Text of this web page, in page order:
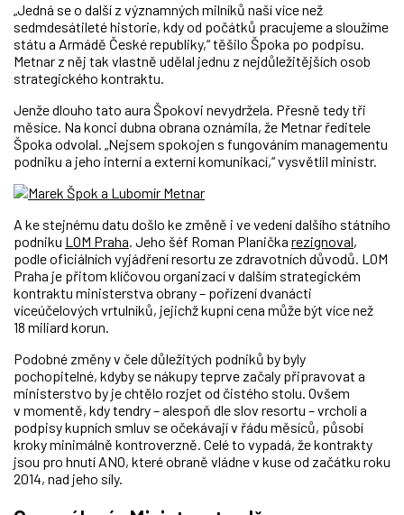
„Jedná se o další z významných milníků naší více než
sedmdesátileté historie, kdy od počátků pracujeme a sloužíme
státu a Armádě České republiky,“ těšilo Špoka po podpisu.
Metnar z něj tak vlastně udělal jednu z nejdůležitějších osob
strategického kontraktu.
Jenže dlouho tato aura Špokovi nevydržela. Přesně tedy tři
měsíce. Na konci dubna obrana oznámila, že Metnar ředitele
Špoka odvolal. „Nejsem spokojen s fungováním managementu
podniku a jeho interní a externí komunikací,“ vysvětlil ministr.
A ke stejnému datu došlo ke změně i ve vedení dalšího státního
podniku LOM Praha. Jeho šéf Roman Planička rezignoval,
podle oficiálních vyjádření resortu ze zdravotních důvodů. LOM
Praha je přitom klíčovou organizací v dalším strategickém
kontraktu ministerstva obrany – pořízení dvanácti
víceúčelových vrtulníků, jejichž kupní cena může být více než
18 miliard korun.
Podobné změny v čele důležitých podniků by byly
pochopitelné, kdyby se nákupy teprve začaly připravovat a
ministerstvo by je chtělo rozjet od čistého stolu. Ovšem
v momentě, kdy tendry – alespoň dle slov resortu – vrcholí a
podpisy kupních smluv se očekávají v řádu měsíců, působí
kroky minimálně kontroverzně. Celé to vypadá, že kontrakty
jsou pro hnutí ANO, které obraně vládne v kuse od začátku roku
2014, nad jeho síly.